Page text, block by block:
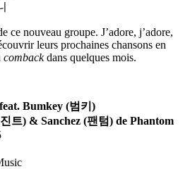
ce nouveau groupe. J’adore, j’adore,
leurs prochaines chansons en
combackdans quelques mois.
feat. Bumkey (범키)
트) & Sanchez (팬텀) de Phantom